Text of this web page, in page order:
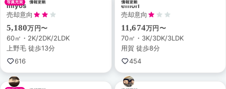
miyos
売却意向
5,180万円〜
60㎡・2K/2DK/2LDK
上野毛 徒歩13分
616
emori
売却意向
11,674万円〜
70㎡・3K/3DK/3LDK
用賀 徒歩8分
454